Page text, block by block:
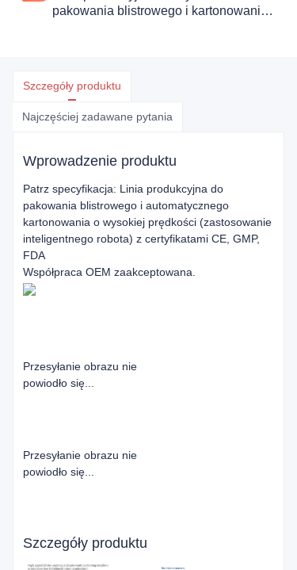
pakowania blistrowego i kartonowania
Szczegóły produktu
Najczęściej zadawane pytania
Wprowadzenie produktu
Patrz specyfikacja: Linia produkcyjna do
pakowania blistrowego i automatycznego
kartonowania o wysokiej prędkości (zastosowanie
inteligentnego robota) z certyfikatami CE, GMP,
FDA
Współpraca OEM zaakceptowana.
Przesyłanie obrazu nie
powiodło się...
Przesyłanie obrazu nie
powiodło się...
Szczegóły produktu